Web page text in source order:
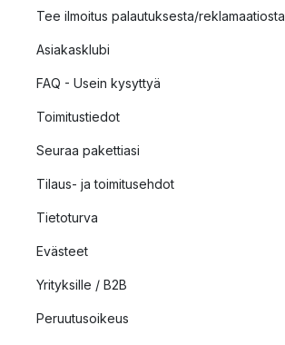
Tee ilmoitus palautuksesta/reklamaatiosta
Asiakasklubi
FAQ - Usein kysyttyä
Toimitustiedot
Seuraa pakettiasi
Tilaus- ja toimitusehdot
Tietoturva
Evästeet
Yrityksille / B2B
Peruutusoikeus